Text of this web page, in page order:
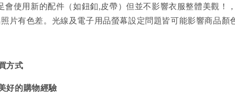
使用新的配件（如鈕釦,皮帶）但並不影響衣服整體美觀！
片有色差。光線及電子用品螢幕設定問題皆可能影響商品顏
方式
好的購物經驗